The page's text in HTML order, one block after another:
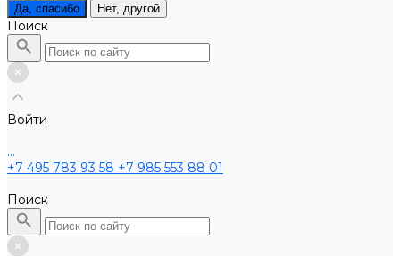
Да, спасибо Нет, другой
Поиск
Войти
...
+7 495 783 93 58 +7 985 553 88 01
Поиск